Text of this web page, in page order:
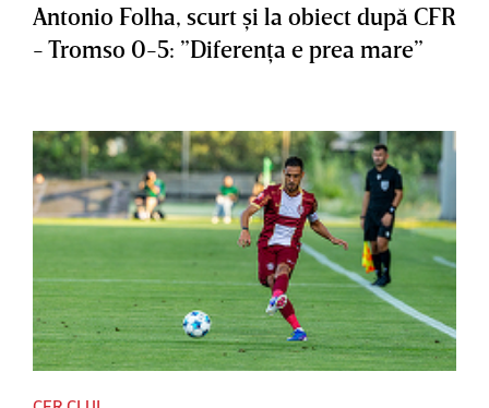
Antonio Folha, scurt şi la obiect după CFR
- Tromso 0-5: ”Diferenţa e prea mare”